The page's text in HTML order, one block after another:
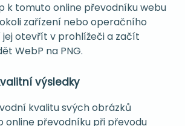
k tomuto online převodníku webu
zařízení nebo operačního
jej otevřít v prohlížeči a začít
WebP na PNG.
výsledky
kvalitu svých obrázků
převodníku při převodu